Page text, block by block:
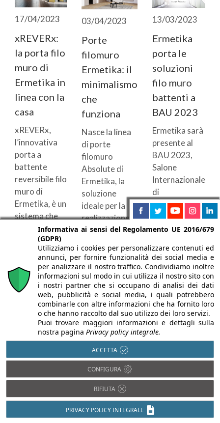
17/04/2023
xREVERx:
la porta filo
muro di
Ermetika in
linea con la
casa
xREVERx,
l’innovativa
porta a
battente
reversibile filo
muro di
Ermetika, è un
sistema che
elimina ogni ...
03/04/2023
Porte
filomuro
Ermetika: il
minimalismo
che
funziona
Nasce la linea
di porte
filomuro
Absolute di
Ermetika, la
soluzione
ideale per la
realizzazione
di ...
13/03/2023
Ermetika
porta le
soluzioni
filo muro
battenti a
BAU 2023
Ermetika sarà
presente al
BAU 2023,
Salone
Internazionale
di
Architettura,
Materiali e
Sistemi che si
26/10/2022
Porte tutta altezza
Ermetika dal design
imponente
Ermetika propone una
27/07/2022
Nuove porte Echo
di Ermetika: una
scelta
personalizzabile e
Informativa ai sensi del Regolamento UE 2016/679
(GDPR)
Utilizziamo i cookies per personalizzare contenuti ed
annunci, per fornire funzionalità dei social media e
per analizzare il nostro traffico. Condividiamo inoltre
informazioni sul modo in cui utilizza il nostro sito con
i nostri partner che si occupano di analisi dei dati
web, pubblicità e social media, i quali potrebbero
combinarle con altre informazioni che ha fornito loro
o che hanno raccolto dal suo utilizzo dei loro servizi.
Puoi trovare maggiori informazioni e dettagli sulla
nostra pagina Privacy policy integrale.
ACCETTA
CONFIGURA
RIFIUTA
PRIVACY POLICY INTEGRALE